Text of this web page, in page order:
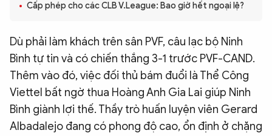
VĂN HÓA - THỂ THAO
BẠN ĐỌC & CAND
ĐA PHƯƠNG TIỆN
Cấp phép cho các CLB V.League: Bao giờ hết ngoại lệ?
Dù phải làm khách trên sân PVF, câu lạc bộ Ninh
Bình tự tin và có chiến thắng 3-1 trước PVF-CAND.
Thêm vào đó, việc đối thủ bám đuổi là Thể Công
Viettel bất ngờ thua Hoàng Anh Gia Lai giúp Ninh
Bình giành lợi thế. Thầy trò huấn luyện viên Gerard
Albadalejo đang có phong độ cao, ổn định ở chặng